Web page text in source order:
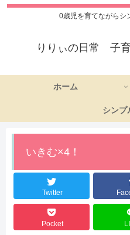
0歳児を育てながらシ
りりぃの日常 子
ホーム
シンプ
いきむ×4！
Twitter
Pocket